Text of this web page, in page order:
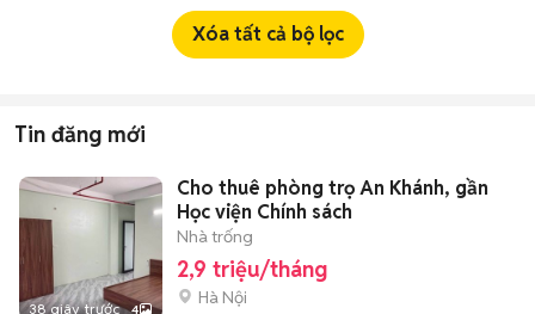
Xóa tất cả bộ lọc
Tin đăng mới
38 giây trước 4
Cho thuê phòng trọ An Khánh, gần
Học viện Chính sách
Nhà trống
2,9 triệu/tháng
Hà Nội